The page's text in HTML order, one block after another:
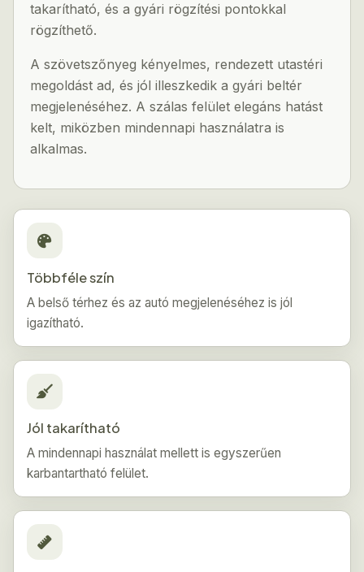
takarítható, és a gyári rögzítési pontokkal
rögzíthető.
A szövetszőnyeg kényelmes, rendezett utastéri
megoldást ad, és jól illeszkedik a gyári beltér
megjelenéséhez. A szálas felület elegáns hatást
kelt, miközben mindennapi használatra is
alkalmas.
Többféle szín
A belső térhez és az autó megjelenéséhez is jól
igazítható.
Jól takarítható
A mindennapi használat mellett is egyszerűen
karbantartható felület.